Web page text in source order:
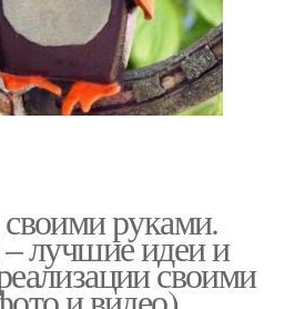
руками.
лучшие идеи и
своими